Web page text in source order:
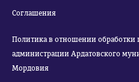
Соглашения
Политика в отношении обработки
администрации Ардатовского
Мордовия